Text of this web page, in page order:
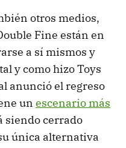
otros medios,
Fine están en
a sí mismos y
y como hizo Toys
anunció el regreso
un escenario más
siendo cerrado
única alternativa